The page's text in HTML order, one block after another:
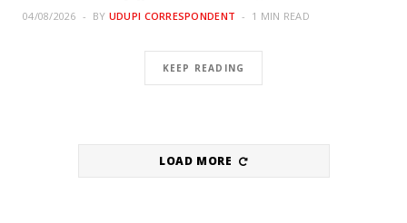
04/08/2026 BY UDUPI CORRESPONDENT 1 MIN READ
KEEP READING
LOAD MORE